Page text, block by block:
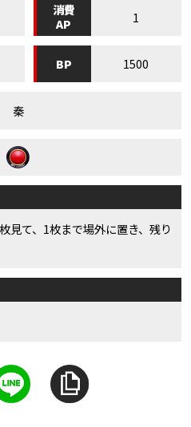
消費
AP
1
BP 1500
秦
見て、1枚まで場外に置き、残り